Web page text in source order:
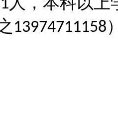
1
13974711158